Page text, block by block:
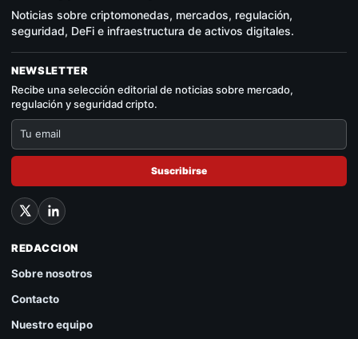
Noticias sobre criptomonedas, mercados, regulación,
seguridad, DeFi e infraestructura de activos digitales.
NEWSLETTER
Recibe una selección editorial de noticias sobre mercado,
regulación y seguridad cripto.
Suscribirse
REDACCION
Sobre nosotros
Contacto
Nuestro equipo